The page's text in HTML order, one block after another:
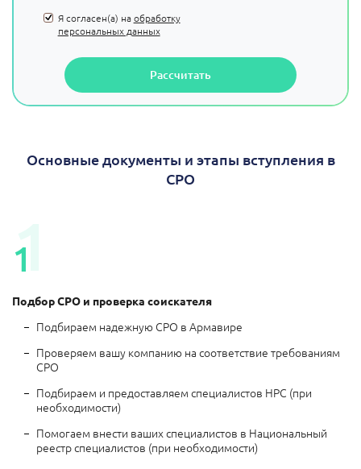
Я согласен(а) наобработку
персональных данных
Рассчитать
Основные документы и этапы вступления в
СРО
1
1
Подбор СРО и проверка соискателя
Подбираем надежную СРО в Армавире
Проверяем вашу компанию на соответствие требованиям
СРО
Подбираем и предоставляем специалистов НРС (при
необходимости)
Помогаем внести ваших специалистов в Национальный
реестр специалистов (при необходимости)